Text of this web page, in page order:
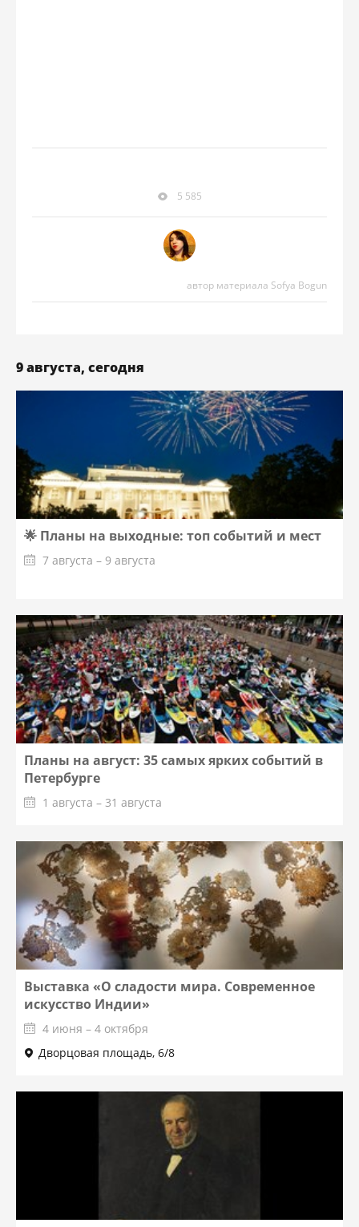
5 585
автор материала Sofya Bogun
9 августа, сегодня
🌟 Планы на выходные: топ событий и мест
7 августа – 9 августа
Планы на август: 35 самых ярких событий в
Петербурге
1 августа – 31 августа
Выставка «О сладости мира. Современное
искусство Индии»
4 июня – 4 октября
Дворцовая площадь, 6/8